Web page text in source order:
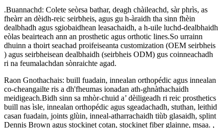
.Buannachd: Colete seòrsa bathar, deagh chàileachd, sàr phrìs, as
fheàrr an dèidh-reic seirbheis, agus gu h-àraidh tha sinn fhèin
dealbhadh agus sgiobaidhean leasachaidh, a h-uile luchd-dealbhaidh
eòlas beairteach ann an prosthetic agus orthotic lines.So urrainn
dhuinn a thoirt seachad proifeiseanta customization (OEM seirbheis
) agus seirbheisean dealbhaidh (seirbheis ODM) gus coinneachadh
ri na feumalachdan sònraichte agad.
Raon Gnothachais: buill fuadain, innealan orthopédic agus innealan
co-cheangailte ris a dh'fheumas ionadan ath-ghnàthachaidh
meidigeach.Bidh sinn sa mhòr-chuid a’ dèiligeadh ri reic prosthetics
buill nas ìsle, innealan orthopédic agus sgeadachadh, stuthan, leithid
casan fuadain, joints glùin, inneal-atharrachaidh tiùb glasaidh, splint
Dennis Brown agus stockinet cotan, stockinet fiber glainne, msaa. ,